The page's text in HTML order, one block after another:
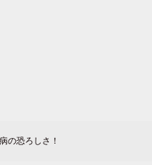
の恐ろしさ！